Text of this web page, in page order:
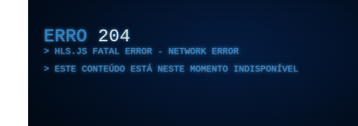
ERRO 204
HLS.JS FATAL ERROR - NETWORK ERROR
ESTE CONTEÚDO ESTÁ NESTE MOMENTO INDISPONÍVEL